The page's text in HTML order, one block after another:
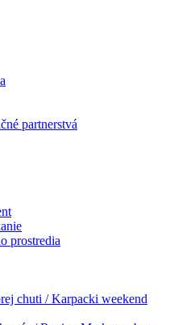
partnerstvá
prostredia
chuti / Karpacki weekend